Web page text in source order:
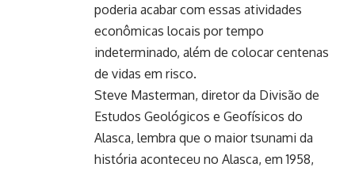
poderia acabar com essas atividades
econômicas locais por tempo
indeterminado, além de colocar centenas
de vidas em risco.
Steve Masterman, diretor da Divisão de
Estudos Geológicos e Geofísicos do
Alasca, lembra que o maior tsunami da
história aconteceu no Alasca, em 1958,